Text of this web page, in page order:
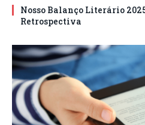
Nosso Balanço Literário
Retrospectiva